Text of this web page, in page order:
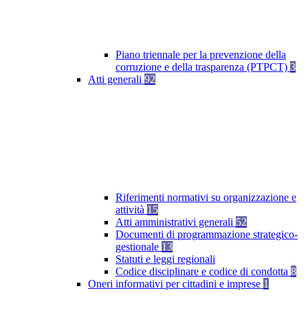
Piano triennale per la prevenzione della
corruzione e della trasparenza (PTPCT) 3
Atti generali 92
Riferimenti normativi su organizzazione e
attività 15
Atti amministrativi generali 52
Documenti di programmazione strategico-
gestionale 13
Statuti e leggi regionali
Codice disciplinare e codice di condotta 8
Oneri informativi per cittadini e imprese 1